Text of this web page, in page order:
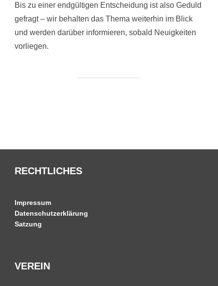
Bis zu einer endgültigen Entscheidung ist also Geduld
gefragt – wir behalten das Thema weiterhin im Blick
und werden darüber informieren, sobald Neuigkeiten
vorliegen.
RECHTLICHES
Impressum
Datenschutzerklärung
Satzung
VEREIN